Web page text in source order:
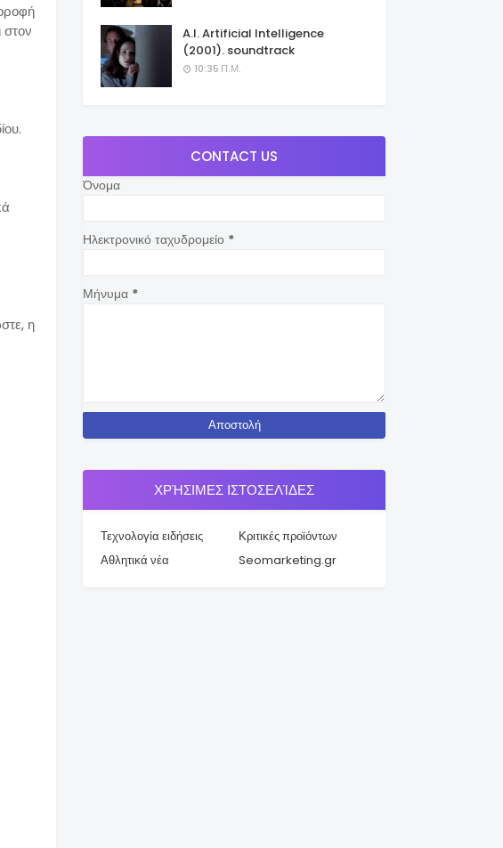
στον
η
A.I. Artificial Intelligence
(2001). soundtrack
10:35 Π.Μ.
CONTACT US
Όνομα
Ηλεκτρονικό ταχυδρομείο *
Μήνυμα *
ΧΡΉΣΙΜΕΣ ΙΣΤΟΣΕΛΊΔΕΣ
Τεχνολογία ειδήσεις
Κριτικές προϊόντων
Αθλητικά νέα
Seomarketing.gr